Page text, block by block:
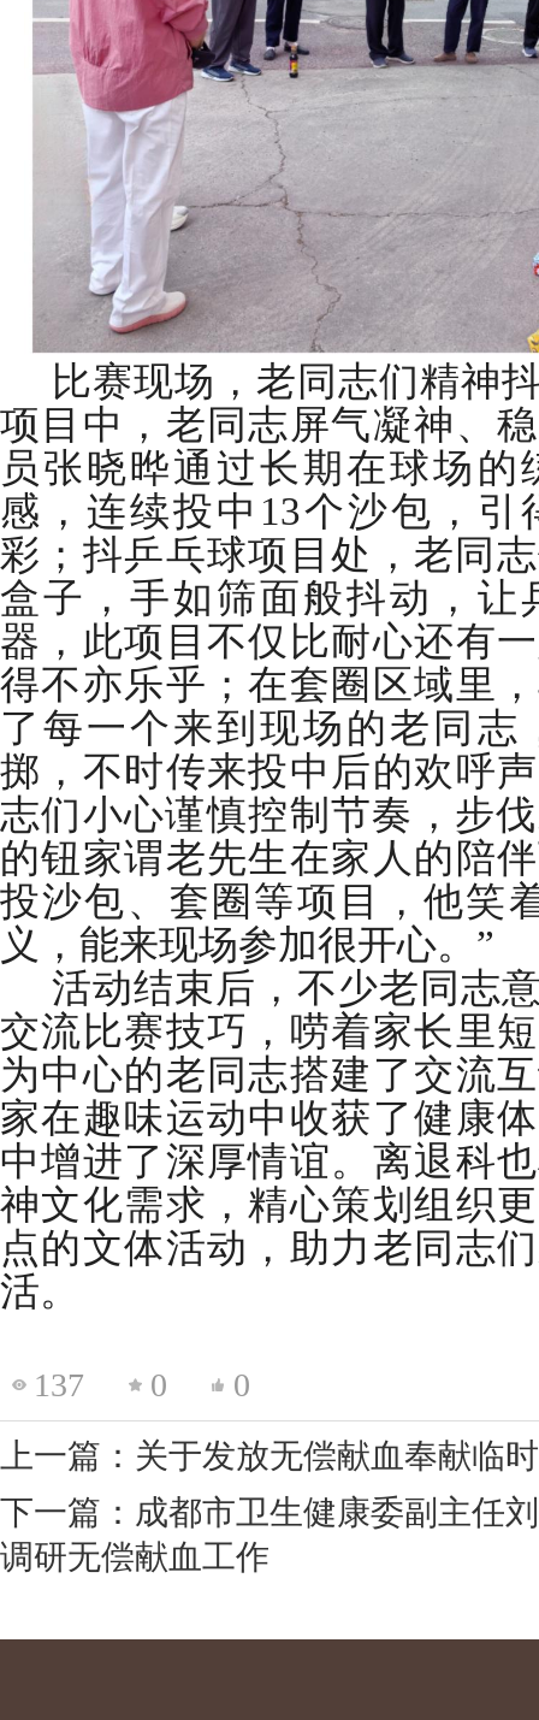
比赛现场，老同志们精神
项目中，老同志屏气凝神、
员张晓晔通过长期在球场
感，连续投中13个沙包，
彩；抖乒乓球项目处，老同
盒子，手如筛面般抖动，让
器，此项目不仅比耐心还有
得不亦乐乎；在套圈区域里
了每一个来到现场的老同志
掷，不时传来投中后的欢呼
志们小心谨慎控制节奏，步
的钮家谓老先生在家人的陪
投沙包、套圈等项目，他笑
义，能来现场参加很开心。”
活动结束后，不少老同志
交流比赛技巧，唠着家长里
为中心的老同志搭建了交流
家在趣味运动中收获了健康
中增进了深厚情谊。离退科
神文化需求，精心策划组织
点的文体活动，助力老同志
活。
137 0
0
上一篇：关于发放无偿献血奉献临
下一篇：成都市卫生健康委副主任
调研无偿献血工作